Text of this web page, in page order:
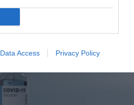
Data Access Privacy Policy